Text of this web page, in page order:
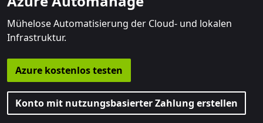
Mühelose Automatisierung der Cloud- und lokalen
Infrastruktur.
Azure kostenlos testen
Konto mit nutzungsbasierter Zahlung erstellen